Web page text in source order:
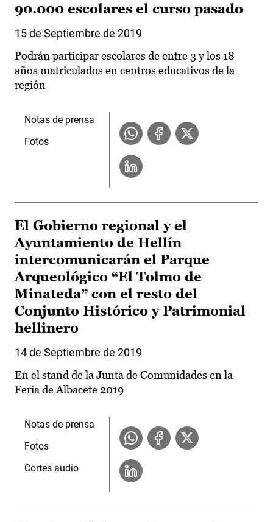
90.000 escolares el curso pasado
15 de Septiembre de 2019
Podrán participar escolares de entre 3 y los 18
años matriculados en centros educativos de la
región
Notas de prensa
Fotos
El Gobierno regional y el
Ayuntamiento de Hellín
intercomunicarán el Parque
Arqueológico “El Tolmo de
Minateda” con el resto del
Conjunto Histórico y Patrimonial
hellinero
14 de Septiembre de 2019
En el stand de la Junta de Comunidades en la
Feria de Albacete 2019
Notas de prensa
Fotos
Cortes audio